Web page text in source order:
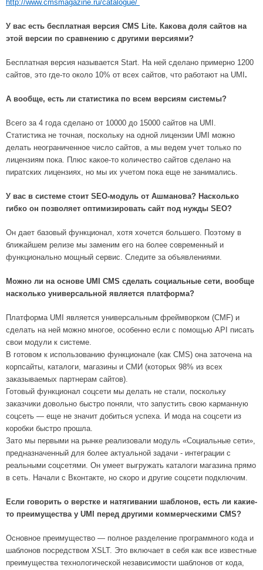
http://www.cmsmagazine.ru/catalogue/
У вас есть бесплатная версия CMS Lite. Какова доля сайтов на
этой версии по сравнению с другими версиями?
Бесплатная версия называется Start. На ней сделано примерно 1200
сайтов, это где-то около 10% от всех сайтов, что работают на UMI .
А вообще, есть ли статистика по всем версиям системы?
Всего за 4 года сделано от 10000 до 15000 сайтов на UMI.
Статистика не точная, поскольку на одной лицензии UMI можно
делать неограниченное число сайтов, а мы ведем учет только по
лицензиям пока. Плюс какое-то количество сайтов сделано на
пиратских лицензиях, но мы их учетом пока еще не занимались.
У вас в системе стоит SEO-модуль от Ашманова? Насколько
гибко он позволяет оптимизировать сайт под нужды SEO?
Он дает базовый функционал, хотя хочется большего. Поэтому в
ближайшем релизе мы заменим его на более современный и
функционально мощный сервис. Следите за объявлениями.
Можно ли на основе UMI CMS сделать социальные сети, вообще
насколько универсальной является платформа?
Платформа UMI является универсальным фреймворком (CMF) и
сделать на ней можно многое, особенно если с помощью API писать
свои модули к системе.
В готовом к использованию функционале (как CMS) она заточена на
корпсайты, каталоги, магазины и СМИ (которых 98% из всех
заказываемых партнерам сайтов).
Готовый функционал соцсети мы делать не стали, поскольку
заказчики довольно быстро поняли, что запустить свою карманную
соцсеть — еще не значит добиться успеха. И мода на соцсети из
коробки быстро прошла.
Зато мы первыми на рынке реализовали модуль «Социальные сети»,
предназначенный для более актуальной задачи - интеграции с
реальными соцсетями. Он умеет выгружать каталоги магазина прямо
в сеть. Начали с Вконтакте, но скоро и другие соцсети подключим.
Если говорить о верстке и натягивании шаблонов, есть ли какие-
то преимущества у UMI перед другими коммерческими CMS?
Основное преимущество — полное разделение программного кода и
шаблонов посредством XSLT. Это включает в себя как все известные
преимущества технологической независимости шаблонов от кода,